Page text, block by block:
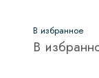
В избранное
В